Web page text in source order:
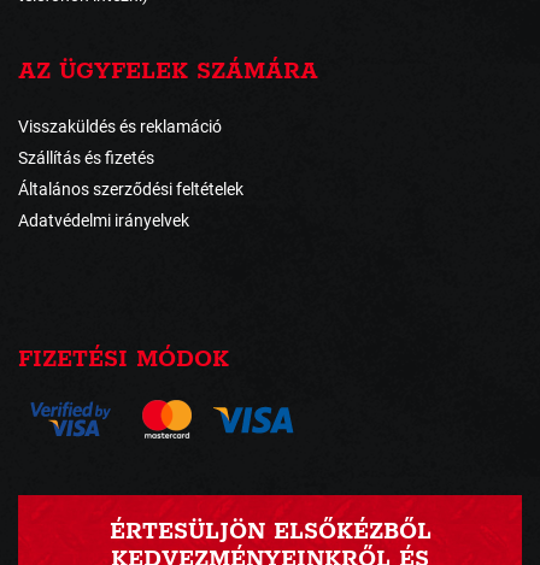
AZ ÜGYFELEK SZÁMÁRA
Visszaküldés és reklamáció
Szállítás és fizetés
Általános szerződési feltételek
Adatvédelmi irányelvek
FIZETÉSI MÓDOK
ÉRTESÜLJÖN ELSŐKÉZBŐL